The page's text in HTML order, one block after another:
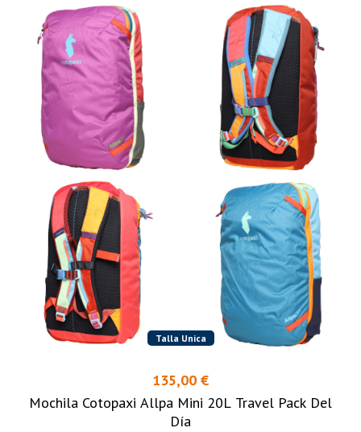
Talla Unica
135,00 €
Mochila Cotopaxi Allpa Mini 20L Travel Pack Del
Día